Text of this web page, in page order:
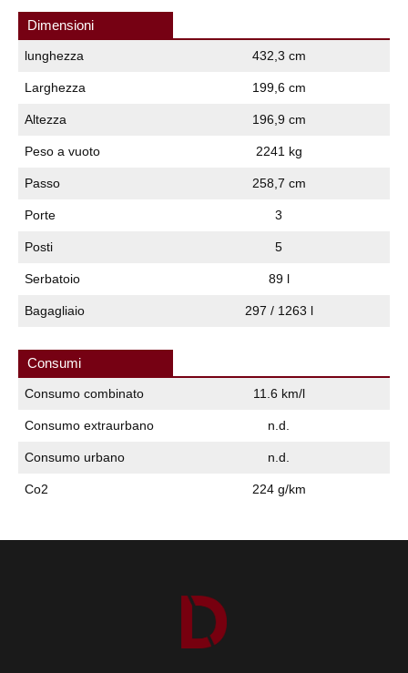
Dimensioni
lunghezza 432,3 cm
Larghezza 199,6 cm
Altezza 196,9 cm
Peso a vuoto 2241 kg
Passo 258,7 cm
Porte 3
Posti 5
Serbatoio 89 l
Bagagliaio 297 / 1263 l
Consumi
Consumo combinato 11.6 km/l
Consumo extraurbano n.d.
Consumo urbano n.d.
Co2 224 g/km